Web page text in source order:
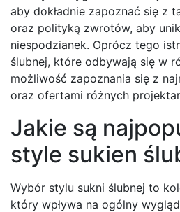
aby dokładnie zapoznać się z
oraz polityką zwrotów, aby
niespodzianek. Oprócz tego
ślubnej, które odbywają się w
możliwość zapoznania się z
oraz ofertami różnych
Jakie są
style sukien
Wybór stylu sukni ślubnej to
który wpływa na ogólny